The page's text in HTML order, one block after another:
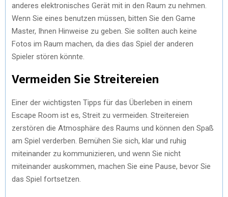
anderes elektronisches Gerät mit in den Raum zu nehmen.
Wenn Sie eines benutzen müssen, bitten Sie den Game
Master, Ihnen Hinweise zu geben. Sie sollten auch keine
Fotos im Raum machen, da dies das Spiel der anderen
Spieler stören könnte.
Vermeiden Sie Streitereien
Einer der wichtigsten Tipps für das Überleben in einem
Escape Room ist es, Streit zu vermeiden. Streitereien
zerstören die Atmosphäre des Raums und können den Spaß
am Spiel verderben. Bemühen Sie sich, klar und ruhig
miteinander zu kommunizieren, und wenn Sie nicht
miteinander auskommen, machen Sie eine Pause, bevor Sie
das Spiel fortsetzen.